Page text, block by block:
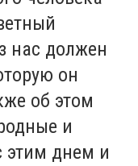
нас должен
он
об этом
и
этим днем и